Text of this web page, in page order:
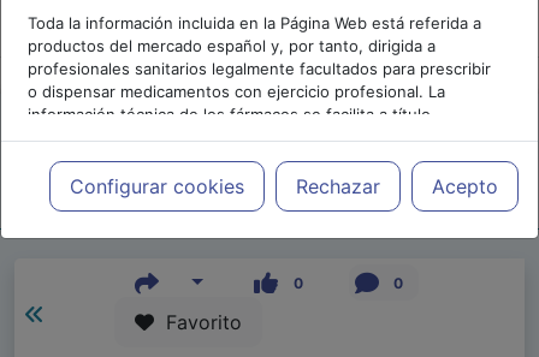
Toda la información incluida en la Página Web está referida a
productos del mercado español y, por tanto, dirigida a
profesionales sanitarios legalmente facultados para prescribir
o dispensar medicamentos con ejercicio profesional. La
información técnica de los fármacos se facilita a título
meramente informativo, siendo responsabilidad de los
profesionales facultados prescribir medicamentos y decidir, en
cada caso concreto, el tratamiento más adecuado a las
necesidades del paciente.
Configurar cookies Rechazar Acepto
Repositorio de Artículos |Psicologia.com|
20 Edición | 2016
0 0
Favorito